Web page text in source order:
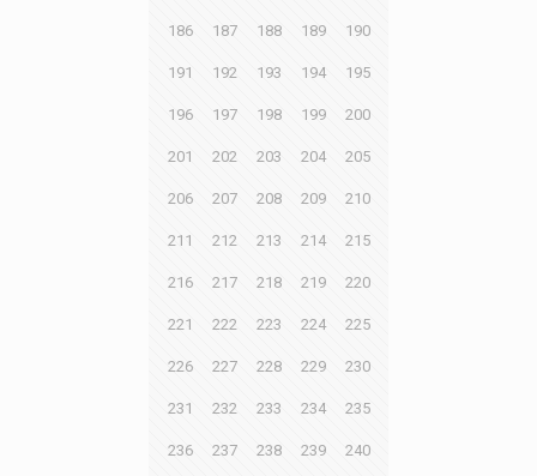
186 187 188 189 190
191 192 193 194 195
196 197 198 199 200
201 202 203 204 205
206 207 208 209 210
211 212 213 214 215
216 217 218 219 220
221 222 223 224 225
226 227 228 229 230
231 232 233 234 235
236 237 238 239 240